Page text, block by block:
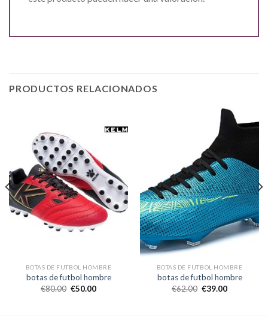
PRODUCTOS RELACIONADOS
BOTAS DE FUTBOL HOMBRE
botas de futbol hombre
€80.00 €50.00
BOTAS DE FUTBOL HOMBRE
botas de futbol hombre
€62.00 €39.00